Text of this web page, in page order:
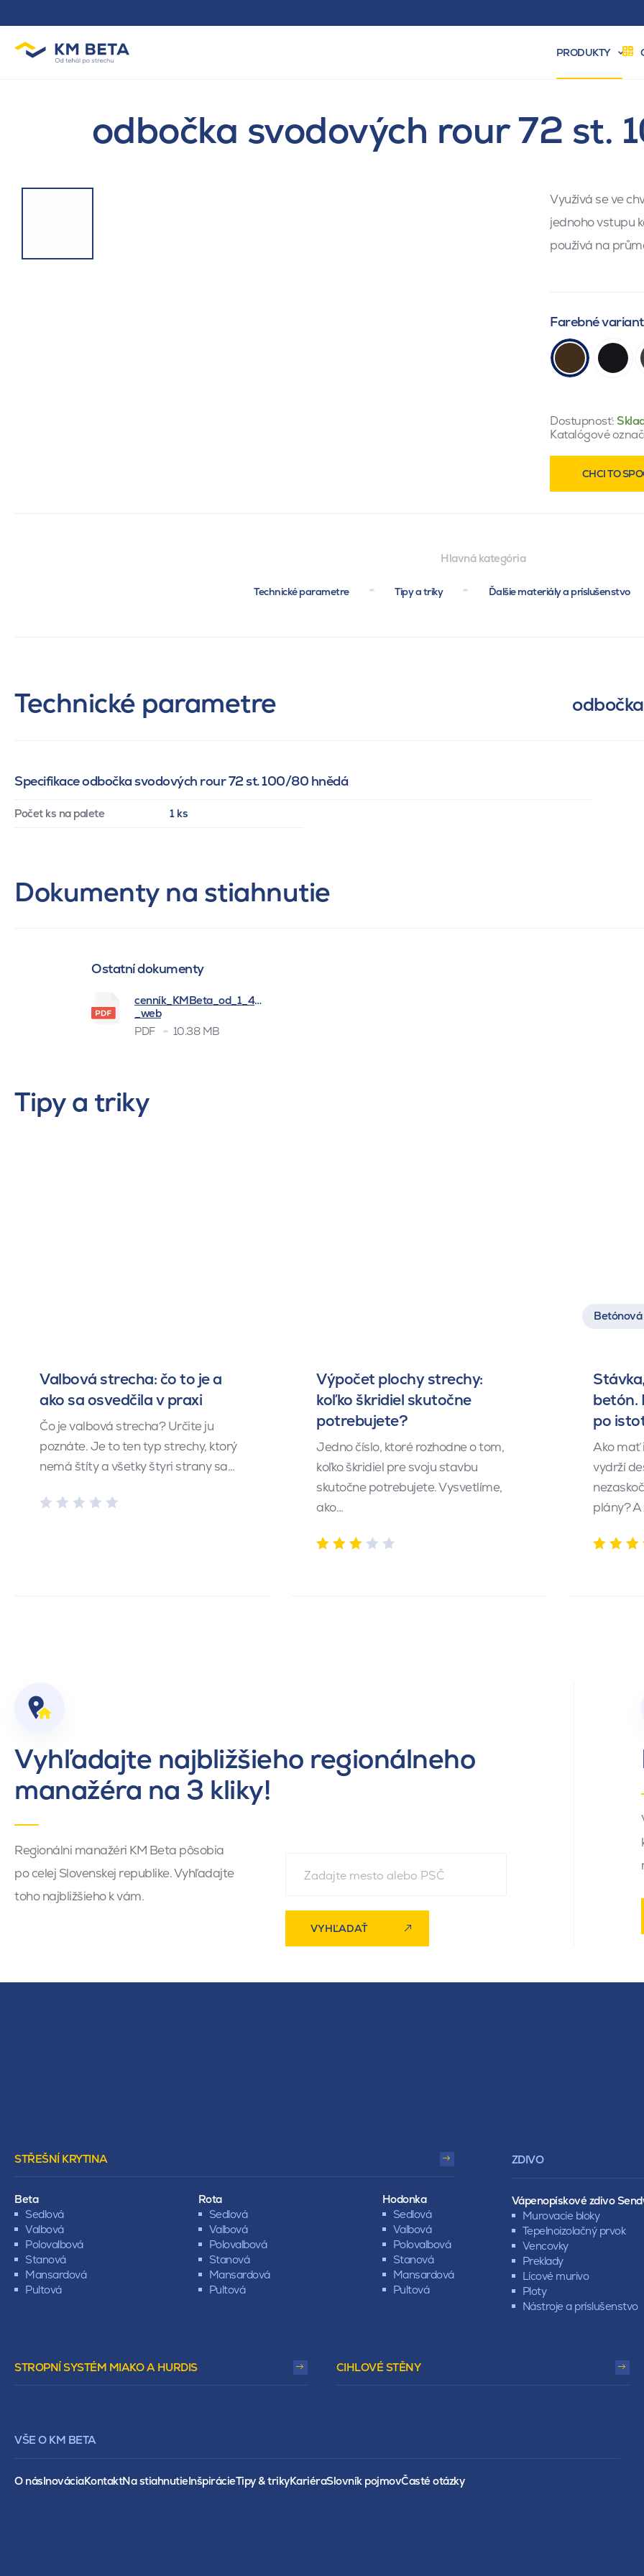
PRODUKTY
odbočka svodových rour 72 st.
Využívá se ve
jednoho vstupu
používá na
Farebné
Dostupnosť:
Katalógové
CHCI TO
Hlavná kategória
Technické parametre Tipy a triky Ďalšie materiály a príslušenstvo
Technické parametre
Specifikace odbočka svodových rour 72 st. 100/80 hnědá
Počet ks na palete 1 ks
Dokumenty na stiahnutie
Ostatní dokumenty
cenník_KMBeta_od_1_4_2026
_web
PDF
10.38 MB
Tipy a triky
Valbová strecha: čo to je a
ako sa osvedčila v praxi
Čo je valbová strecha? Určite ju
poznáte. Je to ten typ strechy, ktorý
nemá štíty a všetky štyri strany sa…
Výpočet plochy strechy:
koľko škridiel skutočne
potrebujete?
Jedno číslo, ktoré rozhodne o tom,
koľko škridiel pre svoju stavbu
skutočne potrebujete. Vysvetlíme,
ako…
betón.
po
Ako mať
vydrží
plány? A
Vyhľadajte najbližšieho regionálneho
manažéra na 3 kliky!
Regionálni manažéri KM Beta pôsobia
po celej Slovenskej republike. Vyhľadajte
toho najbližšieho k vám.
VYHĽADAŤ
STŘEŠNÍ KRYTINA
Beta
Sedlová
Valbová
Polovalbová
Stanová
Mansardová
Pultová
Rota
Sedlová
Valbová
Polovalbová
Stanová
Mansardová
Pultová
Hodonka
Sedlová
Valbová
Polovalbová
Stanová
Mansardová
Pultová
ZDIVO
Vápenopískové zdivo
Murovacie bloky
Tepelnoizolačný prvok
Vencovky
Preklady
Lícové murivo
Ploty
Nástroje a príslušenstvo
STROPNÍ SYSTÉM MIAKO A HURDIS CIHLOVÉ STĚNY
VŠE O KM BETA
O násInováciaKontaktNa stiahnutieInšpirácieTipy & trikyKariéraSlovník pojmovČasté otázky